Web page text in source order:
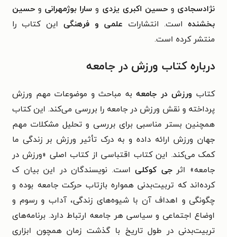
نژادسجادی وحسین اکبری یزدی و سارا بوژمهرانی و حسین
بخشنده است. انتشارات علمی و فرهنگی این کتاب را
منتشر کرده است.
درباره کتاب ورزش در جامعه
کتاب ورزش در جامعه به مباحث و موضوعات مهم ورزش
پرداخته و نقش ورزش در جامعه را بررسی می‌کند. این کتاب
همچنین بستر مناسبی برای بررسی و تحلیل مشکلات مهم
جهان ورزش ارائه داده و به درک تأثیر ورزش بر زندگی ما
کمک می‌کند. این کتاب اقتباسی از کتاب اصلی «ورزش در
جامعه» اثرجی کوکلی است. نویسندگان در این بیان ک
کرده‌اند که تربیت‌بدنی همواره بازتاب حرکت جامعه بوده و
چگونگی و اهداف آن با شیوه‌های زندگی، آداب و رسوم و
اوضاع اجتماعی و سیاسی هر جامعه ارتباط دارد. برنامه‌های
تربیت‌بدنی در طول تاریخ با گذشت زمان همچون ابزاری